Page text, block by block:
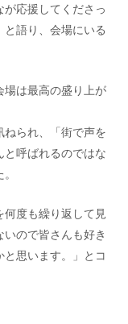
応援してくださっ
語り、会場にいる
場は最高の盛り上が
られ、「街で声を
呼ばれるのではな
度も繰り返して見
ので皆さんも好き
思います。」とコ